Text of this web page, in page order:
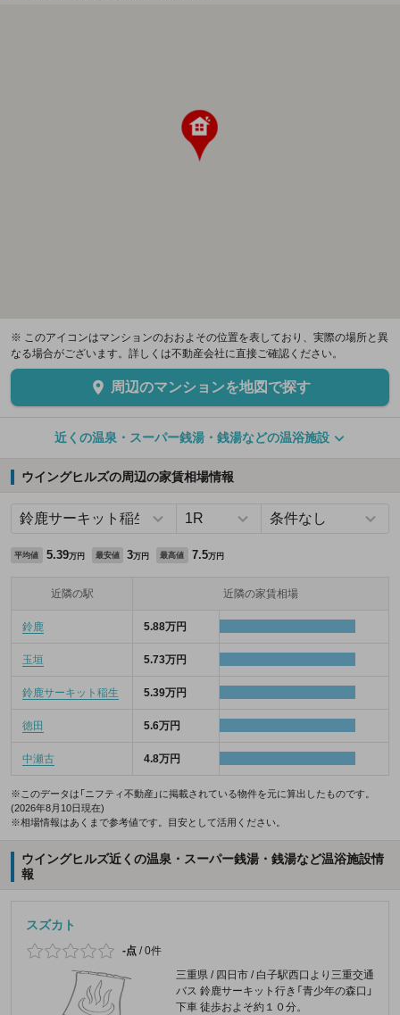
※ このアイコンはマンションのおおよその位置を表しており、実際の場所と異
なる場合がございます。詳しくは不動産会社に直接ご確認ください。
周辺のマンションを地図で探す
近くの温泉・スーパー銭湯・銭湯などの温浴施設
ウイングヒルズの周辺の家賃相場情報
平均値 5.39万円 最安値 3万円 最高値 7.5万円
近隣の駅 近隣の家賃相場
鈴鹿 5.88万円
玉垣 5.73万円
鈴鹿サーキット稲生 5.39万円
徳田 5.6万円
中瀬古 4.8万円
※このデータは「ニフティ不動産」に掲載されている物件を元に算出したものです。
(2026年8月10日現在)
※相場情報はあくまで参考値です。目安として活用ください。
ウイングヒルズ近くの温泉・スーパー銭湯・銭湯など温浴施設情
報
スズカト
-点 /0件
三重県 / 四日市 / 白子駅西口より三重交通
バス 鈴鹿サーキット行き「青少年の森口」
下車 徒歩およそ約１０分。